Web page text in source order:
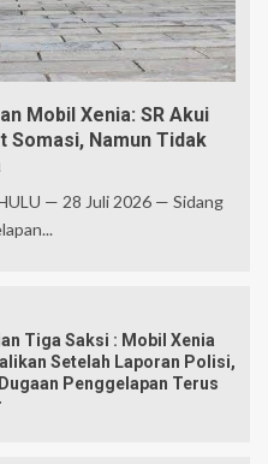
Mobil Xenia: SR Akui
Somasi, Namun Tidak
— 28 Juli 2026 — Sidang
Tiga Saksi : Mobil Xenia
Setelah Laporan Polisi,
Penggelapan Terus